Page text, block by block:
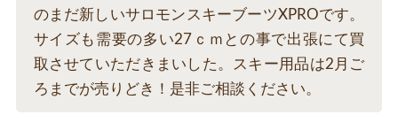
のまだ新しいサロモンスキーブーツXPROです。
サイズも需要の多い27ｃｍとの事で出張にて買
取させていただきまいした。スキー用品は2月ご
ろまでが売りどき！是非ご相談ください。